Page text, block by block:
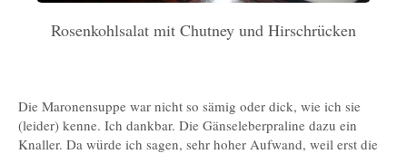
Rosenkohlsalat mit Chutney und Hirschrücken
Die Maronensuppe war nicht so sämig oder dick, wie ich sie
(leider) kenne. Ich dankbar. Die Gänseleberpraline dazu ein
Knaller. Da würde ich sagen, sehr hoher Aufwand, weil erst die